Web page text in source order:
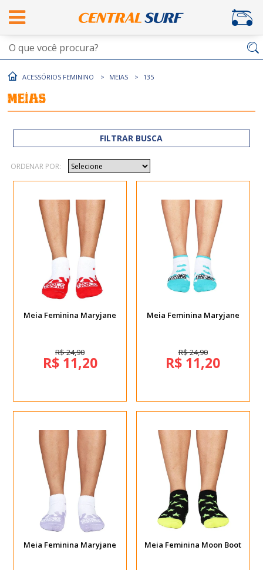
ACESSÓRIOS FEMININO MEIAS 135
Meias
FILTRAR BUSCA
ORDENAR POR:
Meia Feminina Maryjane
R$ 24,90
R$ 11,20
Meia Feminina Maryjane
R$ 24,90
R$ 11,20
Meia Feminina Maryjane Meia Feminina Moon Boot